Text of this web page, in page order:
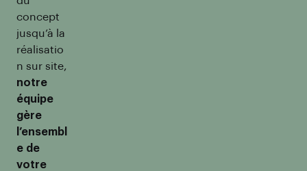
concept
jusqu’à la
réalisatio
n sur site,
notre
équipe
gère
l’ensembl
e de
votre